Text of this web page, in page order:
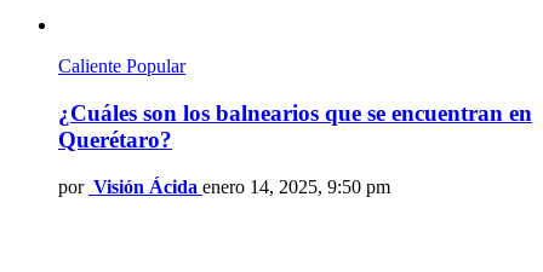
Caliente Popular
¿Cuáles son los balnearios que se encuentran en
Querétaro?
por Visión Ácida enero 14, 2025, 9:50 pm